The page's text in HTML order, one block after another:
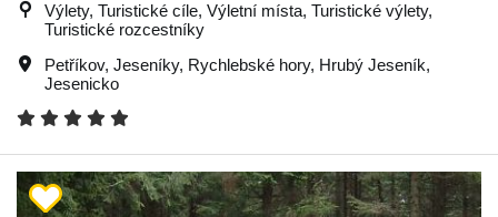
Výlety, Turistické cíle, Výletní místa, Turistické výlety,
Turistické rozcestníky
Petříkov, Jeseníky, Rychlebské hory, Hrubý Jeseník,
Jesenicko